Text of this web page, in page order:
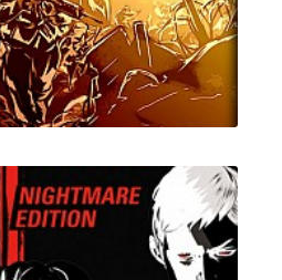
Mother's Embrace